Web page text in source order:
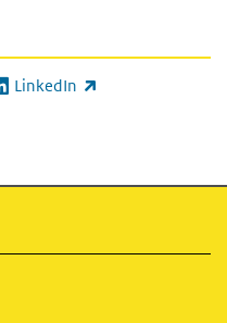
LinkedIn
link)